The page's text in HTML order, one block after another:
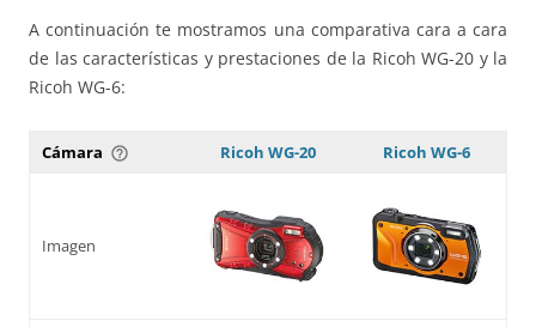
A continuación te mostramos una comparativa cara a cara
de las características y prestaciones de la Ricoh WG-20 y la
Ricoh WG-6:
Cámara help_outline Ricoh WG-20 Ricoh WG-6
Imagen